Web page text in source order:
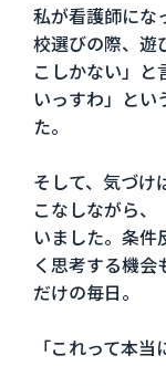
私が看護師にな
校選びの際、遊
こしかない」と
いっすわ」とい
た。
そして、気づけ
こなしながら、
いました。条件
く思考する機
だけの毎日。
「これって本